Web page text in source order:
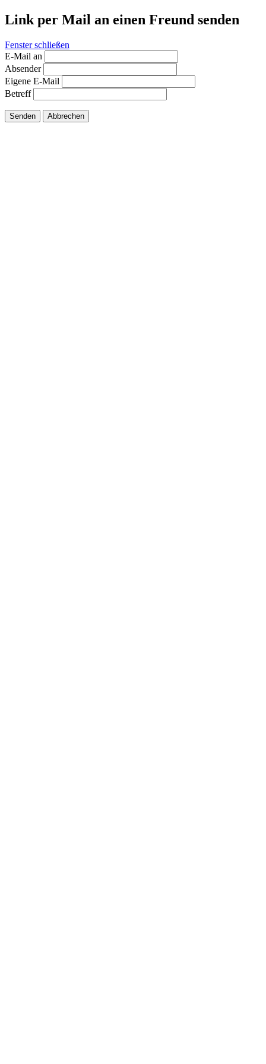
Link per Mail an einen Freund senden
Fenster schließen
E-Mail an
Absender
Eigene E-Mail
Betreff
Senden Abbrechen